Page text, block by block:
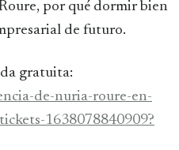
por qué dormir bien
de futuro.
gratuita:
de-nuria-roure-en-
1638078840909?